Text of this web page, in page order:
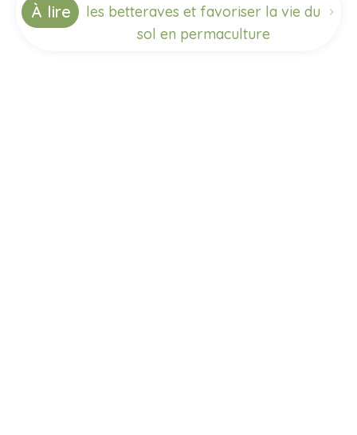
À lire
les betteraves et favoriser la vie du
sol en permaculture